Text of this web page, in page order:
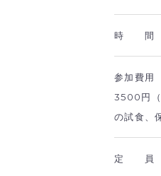
時
参加費
3500円（
の試食、
定